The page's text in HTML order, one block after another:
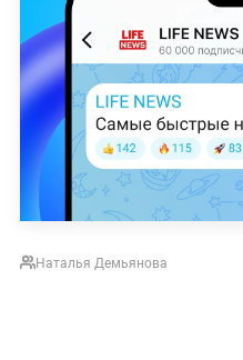
Наталья Демьянова